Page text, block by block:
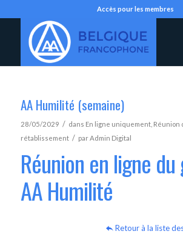
Accès pour les membres
AA Humilité (semaine)
28/05/2029 / dans En ligne uniquement, Réunion
rétablissement / parAdmin Digital
Réunion en ligne
AA Humilité
Retour à la liste